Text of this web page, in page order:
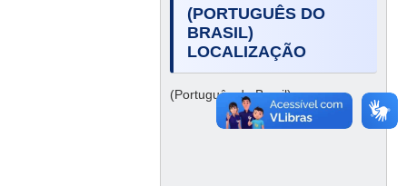
(PORTUGUÊS DO
BRASIL)
LOCALIZAÇÃO
(Português do Brasil)